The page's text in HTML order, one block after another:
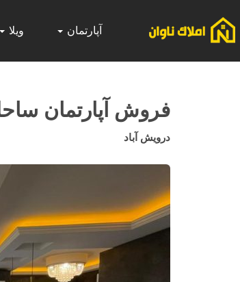
آپارتمان ویلا
فروش آپارتمان
درويش آباد